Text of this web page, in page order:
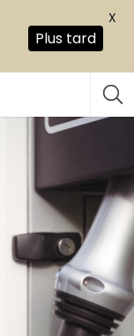
Plus tard
X